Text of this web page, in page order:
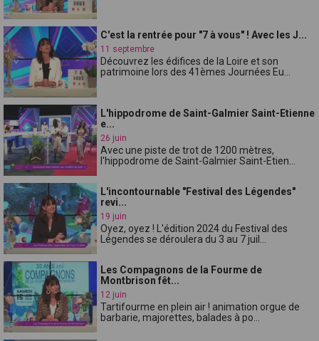
C'est la rentrée pour "7 à vous" ! Avec les J...
11 septembre
Découvrez les édifices de la Loire et son
patrimoine lors des 41èmes Journées Eu...
L'hippodrome de Saint-Galmier Saint-Etienne
e...
26 juin
Avec une piste de trot de 1200 mètres,
l'hippodrome de Saint-Galmier Saint-Etien...
L'incontournable "Festival des Légendes"
revi...
19 juin
Oyez, oyez ! L'édition 2024 du Festival des
Légendes se déroulera du 3 au 7 juil...
Les Compagnons de la Fourme de
Montbrison fêt...
12 juin
Tartifourme en plein air ! animation orgue de
barbarie, majorettes, balades à po...